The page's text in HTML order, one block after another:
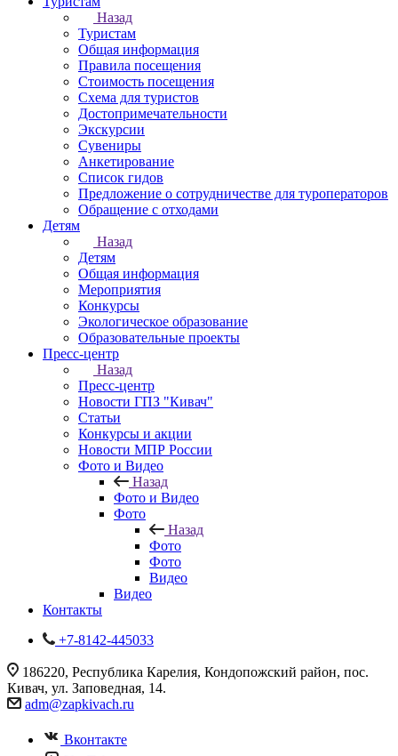
Назад
Туристам
Общая информация
Правила посещения
Стоимость посещения
Схема для туристов
Достопримечательности
Экскурсии
Сувениры
Анкетирование
Список гидов
Предложение о сотрудничестве для туроператоров
Обращение с отходами
Детям
Назад
Детям
Общая информация
Мероприятия
Конкурсы
Экологическое образование
Образовательные проекты
Пресс-центр
Назад
Пресс-центр
Новости ГПЗ "Кивач"
Статьи
Конкурсы и акции
Новости МПР России
Фото и Видео
Назад
Фото и Видео
Фото
Назад
Фото
Фото
Видео
Видео
Контакты
+7-8142-445033
186220, Республика Карелия, Кондопожский район, пос.
Кивач, ул. Заповедная, 14.
adm@zapkivach.ru
Вконтакте